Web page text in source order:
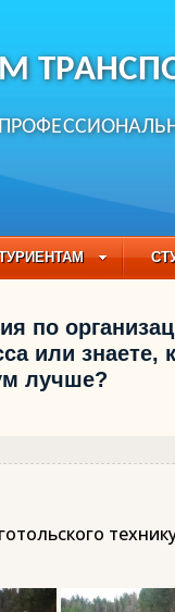
по
или знаете,
лучше?